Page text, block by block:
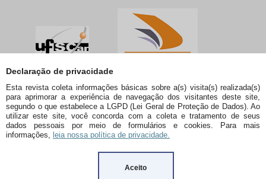
Declaração de privacidade
Esta revista coleta informações básicas sobre a(s) visita(s) realizada(s)
para aprimorar a experiência de navegação dos visitantes deste site,
segundo o que estabelece a LGPD (Lei Geral de Proteção de Dados). Ao
utilizar este site, você concorda com a coleta e tratamento de seus
dados pessoais por meio de formulários e cookies. Para mais
informações, leia nossa política de privacidade.
Aceito